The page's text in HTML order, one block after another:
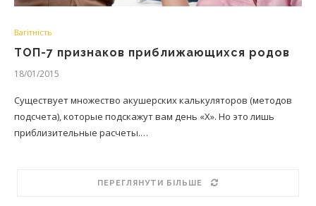
Вагітність
ТОП-7 признаков приближающихся родов
18/01/2015
Существует множество акушерских калькуляторов (методов
подсчета), которые подскажут вам день «Х». Но это лишь
приблизительные расчеты.…
ПЕРЕГЛЯНУТИ БІЛЬШЕ